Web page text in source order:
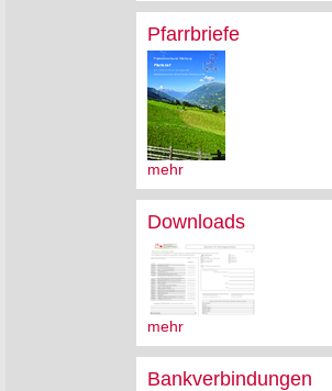
Pfarrbriefe
mehr
Downloads
mehr
Bankverbindungen